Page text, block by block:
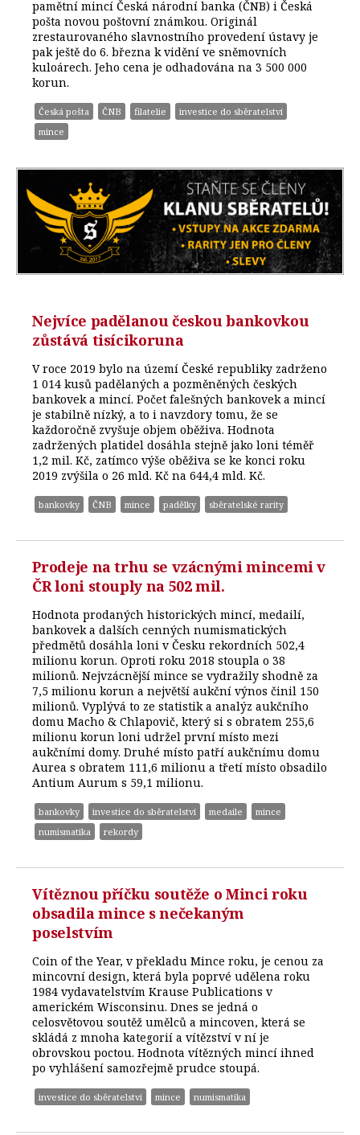
pamětní mincí Česká národní banka (ČNB) i Česká
pošta novou poštovní známkou. Originál
zrestaurovaného slavnostního provedení ústavy je
pak ještě do 6. března k vidění ve sněmovních
kuloárech. Jeho cena je odhadována na 3 500 000
korun.
Česká pošta ČNB filatelie
investice do sběratelství
mince
Nejvíce padělanou českou bankovkou
zůstává tisícikoruna
V roce 2019 bylo na území České republiky zadrženo
1 014 kusů padělaných a pozměněných českých
bankovek a mincí. Počet falešných bankovek a mincí
je stabilně nízký, a to i navzdory tomu, že se
každoročně zvyšuje objem oběživa. Hodnota
zadržených platidel dosáhla stejně jako loni téměř
1,2 mil. Kč, zatímco výše oběživa se ke konci roku
2019 zvýšila o 26 mld. Kč na 644,4 mld. Kč.
bankovky ČNB mince padělky sběratelské rarity
Prodeje na trhu se vzácnými mincemi v
ČR loni stouply na 502 mil.
Hodnota prodaných historických mincí, medailí,
bankovek a dalších cenných numismatických
předmětů dosáhla loni v Česku rekordních 502,4
milionu korun. Oproti roku 2018 stoupla o 38
milionů. Nejvzácnější mince se vydražily shodně za
7,5 milionu korun a největší aukční výnos činil 150
milionů. Vyplývá to ze statistik a analýz aukčního
domu Macho & Chlapovič, který si s obratem 255,6
milionu korun loni udržel první místo mezi
aukčními domy. Druhé místo patří aukčnímu domu
Aurea s obratem 111,6 milionu a třetí místo obsadilo
Antium Aurum s 59,1 milionu.
bankovky investice do sběratelství medaile
mince
numismatika
rekordy
Vítěznou příčku soutěže o Minci roku
obsadila mince s nečekaným
poselstvím
Coin of the Year, v překladu Mince roku, je cenou za
mincovní design, která byla poprvé udělena roku
1984 vydavatelstvím Krause Publications v
americkém Wisconsinu. Dnes se jedná o
celosvětovou soutěž umělců a mincoven, která se
skládá z mnoha kategorií a vítězství v ní je
obrovskou poctou. Hodnota vítězných mincí ihned
po vyhlášení samozřejmě prudce stoupá.
investice do sběratelství mince numismatika